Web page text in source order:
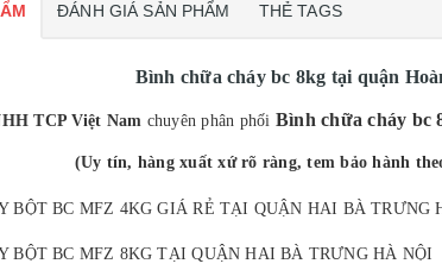
ĐÁNH GIÁ SẢN PHẨM THẺ TAGS
Bình chữa cháy bc 8kg tại quận
TCP Việt Nam chuyên phân phối Bình chữa cháy bc
(Uy tín, hàng xuất xứ rõ ràng, tem bảo hành
BỘT BC MFZ 4KG GIÁ RẺ TẠI QUẬN HAI BÀ TRƯNG
BỘT BC MFZ 8KG TẠI QUẬN HAI BÀ TRƯNG HÀ NỘI